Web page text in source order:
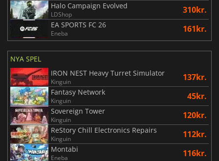
Halo Campaign Evolved
LDShop 310kr.
EA SPORTS FC 26
Eneba 161kr.
NYA SPEL
IRON NEST Heavy Turret Simulator
Kinguin 137kr.
Fantasy Network
Kinguin 45kr.
Sovereign Tower
Kinguin 120kr.
ReStory Chill Electronics Repairs
Kinguin 112kr.
Montabi
Eneba 116kr.